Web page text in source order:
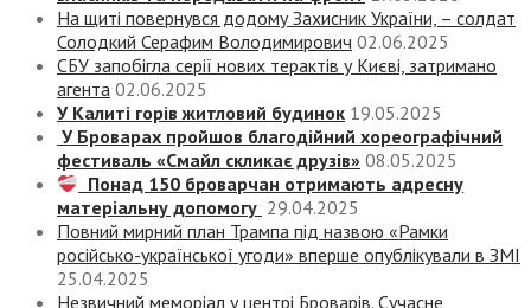
На щиті повернувся додому Захисник України, – солдат
Солодкий Серафим Володимирович 02.06.2025
СБУ запобігла серії нових терактів у Києві, затримано
агента 02.06.2025
У Калиті горів житловий будинок 19.05.2025
У Броварах пройшов благодійний хореографічний
фестиваль «Смайл скликає друзів» 08.05.2025
Понад 150 броварчан отримають адресну
матеріальну допомогу 29.04.2025
Повний мирний план Трампа під назвою «‎Рамки
російсько-української угоди» вперше опублікували в ЗМІ
25.04.2025
Незвичний меморіал у центрі Броварів. Сучасне